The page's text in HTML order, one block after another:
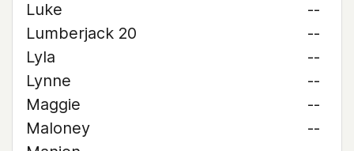
Luke
--
Lumberjack 20
--
Lyla
--
Lynne
--
Maggie
--
Maloney
--